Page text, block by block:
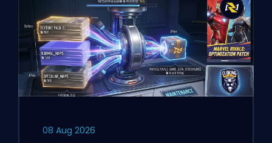
08 Aug 2026